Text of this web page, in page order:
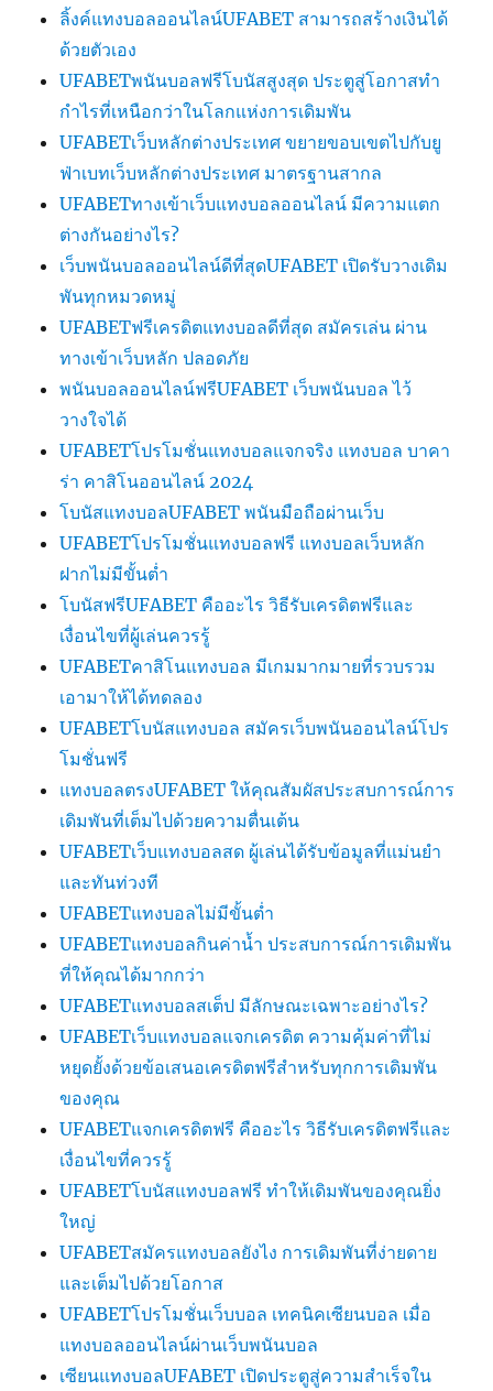
ลิ้งค์แทงบอลออนไลน์UFABET สามารถสร้างเงินได้
ด้วยตัวเอง
UFABETพนันบอลฟรีโบนัสสูงสุด ประตูสู่โอกาสทำ
กำไรที่เหนือกว่าในโลกแห่งการเดิมพัน
UFABETเว็บหลักต่างประเทศ ขยายขอบเขตไปกับยู
ฟ่าเบทเว็บหลักต่างประเทศ มาตรฐานสากล
UFABETทางเข้าเว็บแทงบอลออนไลน์ มีความแตก
ต่างกันอย่างไร?
เว็บพนันบอลออนไลน์ดีที่สุดUFABET เปิดรับวางเดิม
พันทุกหมวดหมู่
UFABETฟรีเครดิตแทงบอลดีที่สุด สมัครเล่น ผ่าน
ทางเข้าเว็บหลัก ปลอดภัย
พนันบอลออนไลน์ฟรีUFABET เว็บพนันบอล ไว้
วางใจได้
UFABETโปรโมชั่นแทงบอลแจกจริง แทงบอล บาคา
ร่า คาสิโนออนไลน์ 2024
โบนัสแทงบอลUFABET พนันมือถือผ่านเว็บ
UFABETโปรโมชั่นแทงบอลฟรี แทงบอลเว็บหลัก
ฝากไม่มีขั้นต่ำ
โบนัสฟรีUFABET คืออะไร วิธีรับเครดิตฟรีและ
เงื่อนไขที่ผู้เล่นควรรู้
UFABETคาสิโนแทงบอล มีเกมมากมายที่รวบรวม
เอามาให้ได้ทดลอง
UFABETโบนัสแทงบอล สมัครเว็บพนันออนไลน์โปร
โมชั่นฟรี
แทงบอลตรงUFABET ให้คุณสัมผัสประสบการณ์การ
เดิมพันที่เต็มไปด้วยความตื่นเต้น
UFABETเว็บแทงบอลสด ผู้เล่นได้รับข้อมูลที่แม่นยำ
และทันท่วงที
UFABETแทงบอลไม่มีขั้นต่ำ
UFABETแทงบอลกินค่าน้ำ ประสบการณ์การเดิมพัน
ที่ให้คุณได้มากกว่า
UFABETแทงบอลสเต็ป มีลักษณะเฉพาะอย่างไร?
UFABETเว็บแทงบอลแจกเครดิต ความคุ้มค่าที่ไม่
หยุดยั้งด้วยข้อเสนอเครดิตฟรีสำหรับทุกการเดิมพัน
ของคุณ
UFABETแจกเครดิตฟรี คืออะไร วิธีรับเครดิตฟรีและ
เงื่อนไขที่ควรรู้
UFABETโบนัสแทงบอลฟรี ทำให้เดิมพันของคุณยิ่ง
ใหญ่
UFABETสมัครแทงบอลยังไง การเดิมพันที่ง่ายดาย
และเต็มไปด้วยโอกาส
UFABETโปรโมชั่นเว็บบอล เทคนิคเซียนบอล เมื่อ
แทงบอลออนไลน์ผ่านเว็บพนันบอล
เซียนแทงบอลUFABET เปิดประตูสู่ความสำเร็จใน